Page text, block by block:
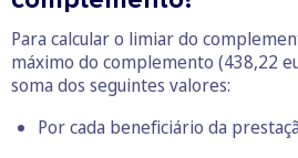
Para calcular o limiar do
máximo do complemento (438,22
soma dos seguintes valores:
Por cada beneficiário da